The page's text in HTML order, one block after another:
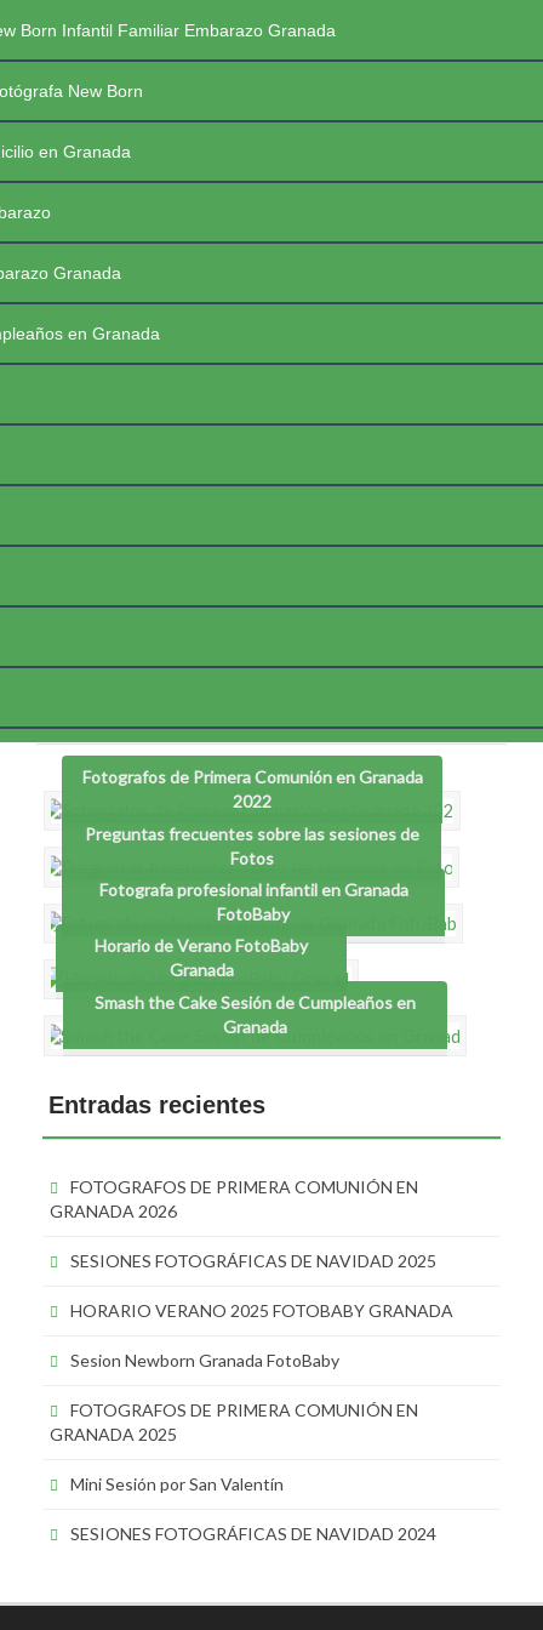
al
contenido
Born Infantil Familiar Embarazo Granada
New Born
en Granada
Granada
en Granada
PREGUNTAS FRECUENTES SESIONES
PRIMERAS COMUNIONES 2026
FotoBaby Granada
Fotografos de Primera Comunión en Granada
2022
Preguntas frecuentes sobre las sesiones de
Fotos
Fotografa profesional infantil en Granada
FotoBaby
Horario de Verano FotoBaby
Granada
Smash the Cake Sesión de Cumpleaños en
Granada
Entradas recientes
FOTOGRAFOS DE PRIMERA COMUNIÓN EN
GRANADA 2026
SESIONES FOTOGRÁFICAS DE NAVIDAD 2025
HORARIO VERANO 2025 FOTOBABY GRANADA
Sesion Newborn Granada FotoBaby
FOTOGRAFOS DE PRIMERA COMUNIÓN EN
GRANADA 2025
Mini Sesión por San Valentín
SESIONES FOTOGRÁFICAS DE NAVIDAD 2024